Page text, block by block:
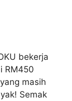
bekerja
RM450
masih
Semak